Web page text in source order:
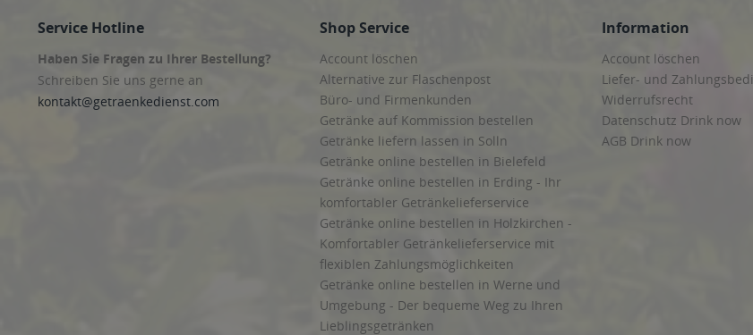
Service Hotline
Haben Sie Fragen zu Ihrer Bestellung?
Schreiben Sie uns gerne an
kontakt@getraenkedienst.com
Shop Service
Account löschen
Alternative zur Flaschenpost
Büro- und Firmenkunden
Getränke auf Kommission bestellen
Getränke liefern lassen in Solln
Getränke online bestellen in Bielefeld
Getränke online bestellen in Erding - Ihr
komfortabler Getränkelieferservice
Getränke online bestellen in Holzkirchen -
Komfortabler Getränkelieferservice mit
flexiblen Zahlungsmöglichkeiten
Getränke online bestellen in Werne und
Umgebung - Der bequeme Weg zu Ihren
Lieblingsgetränken
Information
Account löschen
Liefer- und
Widerrufsrecht
Datenschutz Drink now
AGB Drink now